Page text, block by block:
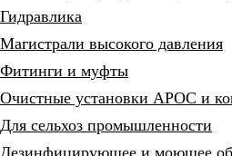
Гидравлика
Магистрали высокого давления
Фитинги и муфты
Очистные установки АРОС и
Для сельхоз промышленности